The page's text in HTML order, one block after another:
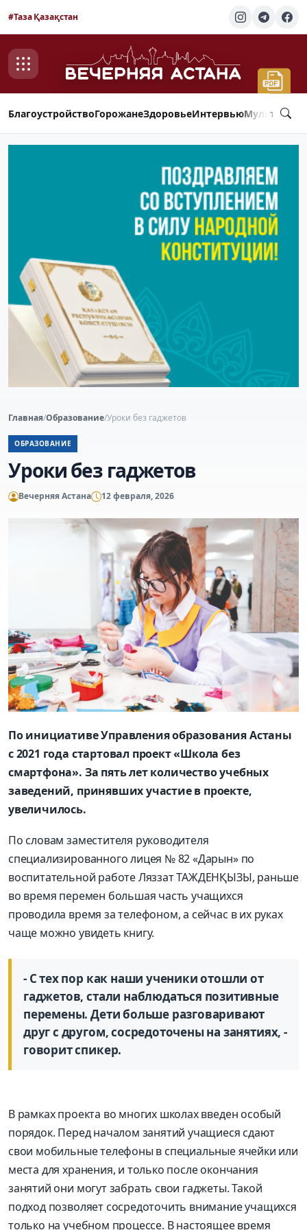
#Таза Қазақстан
БлагоустройствоГорожанеЗдоровьеИнтервью
Главная/Образование/Уроки без гаджетов
ОБРАЗОВАНИЕ
Уроки без гаджетов
Вечерняя Астана 12 февраля, 2026
По инициативе Управления образования Астаны
с 2021 года стартовал проект «Школа без
смартфона». За пять лет количество учебных
заведений, принявших участие в проекте,
увеличилось.
По словам заместителя руководителя
специализированного лицея № 82 «Дарын» по
воспитательной работе Ляззат ТАЖДЕНҚЫЗЫ, раньше
во время перемен большая часть учащихся
проводила время за телефоном, а сейчас в их руках
чаще можно увидеть книгу.
- С тех пор как наши ученики отошли от
гаджетов, стали наблюдаться позитивные
перемены. Дети больше разговаривают
друг с другом, сосредоточены на занятиях, -
говорит спикер.
В рамках проекта во многих школах введен особый
порядок. Перед началом занятий учащиеся сдают
свои мобильные телефоны в специальные ячейки или
места для хранения, и только после окончания
занятий они могут забрать свои гаджеты. Такой
подход позволяет сосредоточить внимание учащихся
только на учебном процессе. В настоящее время